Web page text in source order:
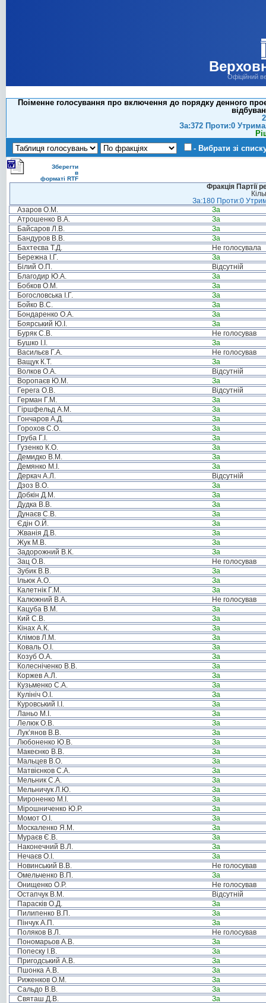
Офіційний
Поіменне голосування про включення до порядку денного
За:372 Проти:0
- Вибрати зі
Зберегти
в
форматі RTF
Фракція Партії
За:180 Проти:0
Азаров О.М.
За
Атрошенко В.А.
За
Байсаров Л.В.
За
Бандуров В.В.
За
Бахтеєва Т.Д.
Не голосувала
Бережна І.Г.
За
Білий О.П.
Відсутній
Благодир Ю.А.
За
Бобков О.М.
За
Богословська І.Г.
За
Бойко В.С.
За
Бондаренко О.А.
За
Боярський Ю.І.
За
Буряк С.В.
Не голосував
Бушко І.І.
За
Васильєв Г.А.
Не голосував
Ващук К.Т.
За
Волков О.А.
Відсутній
Воропаєв Ю.М.
За
Герега О.В.
Відсутній
Герман Г.М.
За
Гіршфельд А.М.
За
Гончаров А.Д.
За
Горохов С.О.
За
Груба Г.І.
За
Гузенко К.О.
За
Демидко В.М.
За
Демянко М.І.
За
Деркач А.Л.
Відсутній
Дзоз В.О.
За
Добкін Д.М.
За
Дудка В.В.
За
Дунаєв С.В.
За
Єдін О.Й.
За
Жванія Д.В.
За
Жук М.В.
За
Задорожний В.К.
За
Зац О.В.
Не голосував
Зубик В.В.
За
Ільюк А.О.
За
Калетнік Г.М.
За
Калюжний В.А.
Не голосував
Кацуба В.М.
За
Кий С.В.
За
Кінах А.К.
За
Клімов Л.М.
За
Коваль О.І.
За
Козуб О.А.
За
Колесніченко В.В.
За
Коржев А.Л.
За
Кузьменко С.А.
За
Кулініч О.І.
За
Куровський І.І.
За
Ланьо М.І.
За
Лелюк О.В.
За
Лук’янов В.В.
За
Любоненко Ю.В.
За
Макеєнко В.В.
За
Мальцев В.О.
За
Матвієнков С.А.
За
Мельник С.А.
За
Мельничук Л.Ю.
За
Мироненко М.І.
За
Мірошниченко Ю.Р.
За
Момот О.І.
За
Москаленко Я.М.
За
Мураєв Є.В.
За
Наконечний В.Л.
За
Нечаєв О.І.
За
Новинський В.В.
Не голосував
Омельченко В.П.
За
Онищенко О.Р.
Не голосував
Остапчук В.М.
Відсутній
Парасків О.Д.
За
Пилипенко В.П.
За
Пінчук А.П.
За
Поляков В.Л.
Не голосував
Пономарьов А.В.
За
Попеску І.В.
За
Пригодський А.В.
За
Пшонка А.В.
За
Риженков О.М.
За
Сальдо В.В.
За
Святаш Д.В.
За